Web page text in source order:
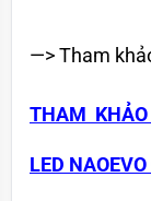
—> Tham
THAM
LED